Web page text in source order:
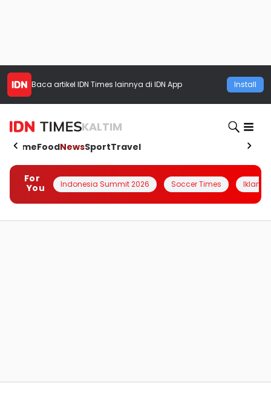
Baca artikel IDN Times lainnya di IDN App Install
KALTIM
HomeFoodNewsSportTravel
For
You
Indonesia Summit 2026 Soccer Times Iklanin